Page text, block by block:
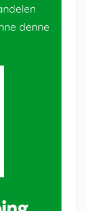
denne